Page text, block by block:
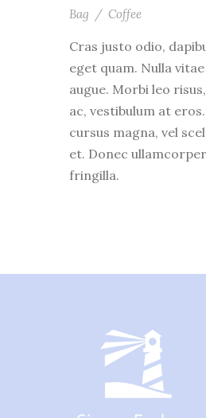
Bag / Coffee
Cras justo odio,
eget quam. Nulla
augue. Morbi leo
ac, vestibulum at
cursus magna, vel
et. Donec
fringilla.